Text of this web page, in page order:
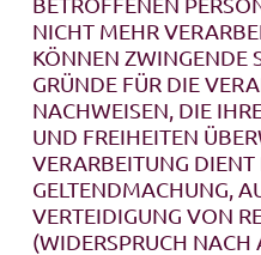
NICHT MEHR
KÖNNEN ZWINGENDE
GRÜNDE FÜR DIE
NACHWEISEN, DIE
UND FREIHEITEN
VERARBEITUNG DIENT
GELTENDMACHUNG,
VERTEIDIGUNG VON
(WIDERSPRUCH NACH